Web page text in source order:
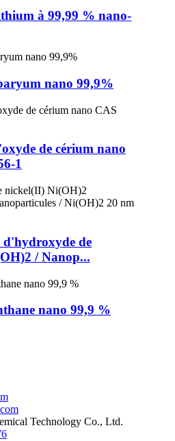
à 99,99 % nano-
nano 99,9%
de cérium nano
1
de
/ Nanop...
nano 99,9 %
Technology Co., Ltd.